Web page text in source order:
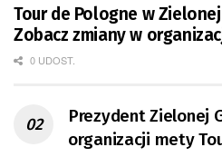
Tour de Pologne w
Zobacz zmiany w
0 UDOST.
Prezydent Zielonej
organizacji mety